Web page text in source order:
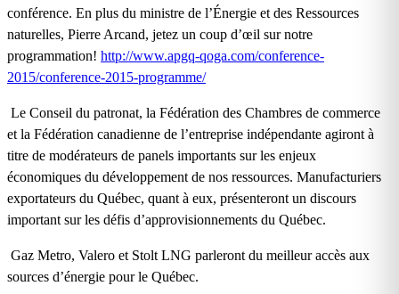
conférence. En plus du ministre de l’Énergie et des Ressources
naturelles, Pierre Arcand, jetez un coup d’œil sur notre
programmation! http://www.apgq-qoga.com/conference-
2015/conference-2015-programme/
Le Conseil du patronat, la Fédération des Chambres de commerce
et la Fédération canadienne de l’entreprise indépendante agiront à
titre de modérateurs de panels importants sur les enjeux
économiques du développement de nos ressources. Manufacturiers
exportateurs du Québec, quant à eux, présenteront un discours
important sur les défis d’approvisionnements du Québec.
Gaz Metro, Valero et Stolt LNG parleront du meilleur accès aux
sources d’énergie pour le Québec.